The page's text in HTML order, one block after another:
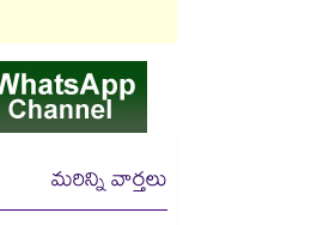
మరిన్ని వార్తలు